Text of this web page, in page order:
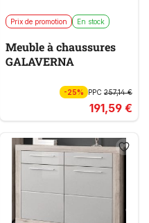
Prix de promotion En stock
Meuble à chaussures
GALAVERNA
-25% PPC257,14 €
191,59 €